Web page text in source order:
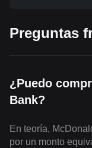
Preguntas
¿Puedo
Bank?
En teoría,
por un monto